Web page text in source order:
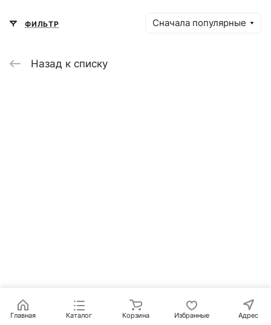
ФИЛЬТР Сначала популярные
Назад к списку
Главная Каталог Корзина Избранные Адрес